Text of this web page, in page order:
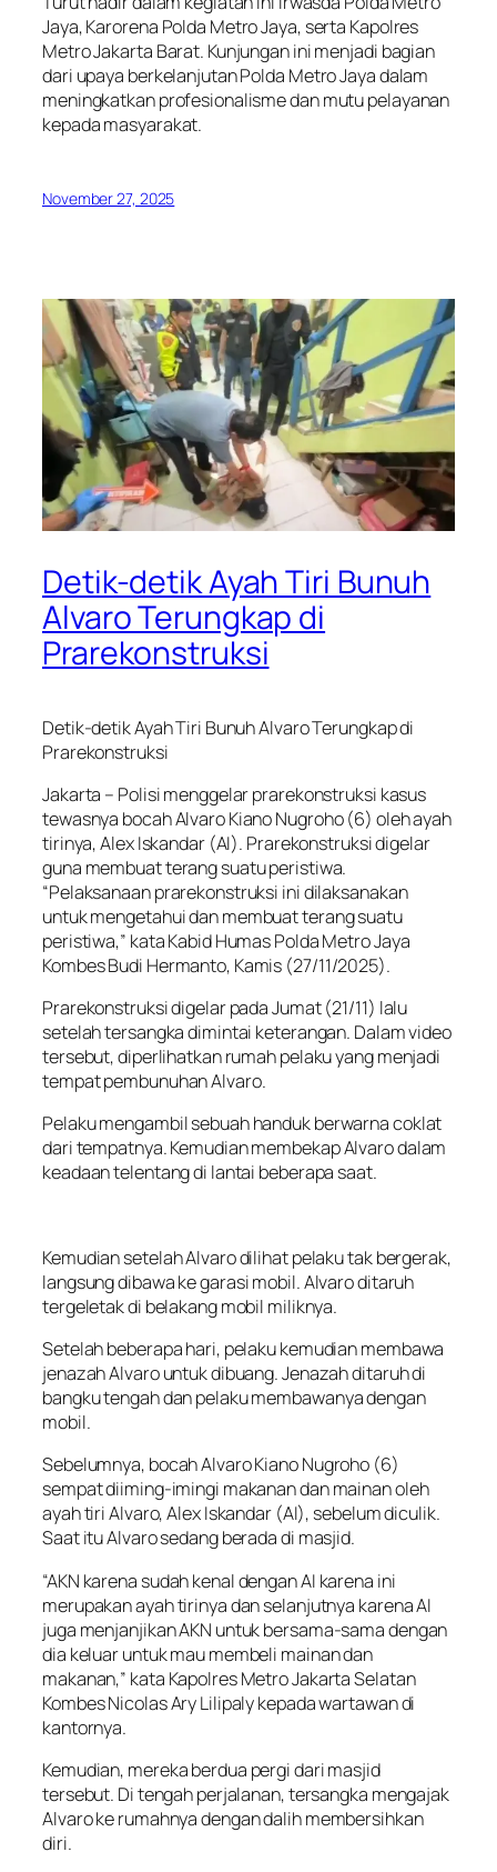
Jaya, Karorena Polda Metro Jaya, serta Kapolres
Metro Jakarta Barat. Kunjungan ini menjadi bagian
dari upaya berkelanjutan Polda Metro Jaya dalam
meningkatkan profesionalisme dan mutu pelayanan
kepada masyarakat.
November 27, 2025
Detik-detik Ayah Tiri Bunuh
Alvaro Terungkap di
Prarekonstruksi
Detik-detik Ayah Tiri Bunuh Alvaro Terungkap di
Prarekonstruksi
Jakarta – Polisi menggelar prarekonstruksi kasus
tewasnya bocah Alvaro Kiano Nugroho (6) oleh ayah
tirinya, Alex Iskandar (AI). Prarekonstruksi digelar
guna membuat terang suatu peristiwa.
“Pelaksanaan prarekonstruksi ini dilaksanakan
untuk mengetahui dan membuat terang suatu
peristiwa,” kata Kabid Humas Polda Metro Jaya
Kombes Budi Hermanto, Kamis (27/11/2025).
Prarekonstruksi digelar pada Jumat (21/11) lalu
setelah tersangka dimintai keterangan. Dalam video
tersebut, diperlihatkan rumah pelaku yang menjadi
tempat pembunuhan Alvaro.
Pelaku mengambil sebuah handuk berwarna coklat
dari tempatnya. Kemudian membekap Alvaro dalam
keadaan telentang di lantai beberapa saat.
Kemudian setelah Alvaro dilihat pelaku tak bergerak,
langsung dibawa ke garasi mobil. Alvaro ditaruh
tergeletak di belakang mobil miliknya.
Setelah beberapa hari, pelaku kemudian membawa
jenazah Alvaro untuk dibuang. Jenazah ditaruh di
bangku tengah dan pelaku membawanya dengan
mobil.
Sebelumnya, bocah Alvaro Kiano Nugroho (6)
sempat diiming-imingi makanan dan mainan oleh
ayah tiri Alvaro, Alex Iskandar (AI), sebelum diculik.
Saat itu Alvaro sedang berada di masjid.
“AKN karena sudah kenal dengan AI karena ini
merupakan ayah tirinya dan selanjutnya karena AI
juga menjanjikan AKN untuk bersama-sama dengan
dia keluar untuk mau membeli mainan dan
makanan,” kata Kapolres Metro Jakarta Selatan
Kombes Nicolas Ary Lilipaly kepada wartawan di
kantornya.
Kemudian, mereka berdua pergi dari masjid
tersebut. Di tengah perjalanan, tersangka mengajak
Alvaro ke rumahnya dengan dalih membersihkan
diri.